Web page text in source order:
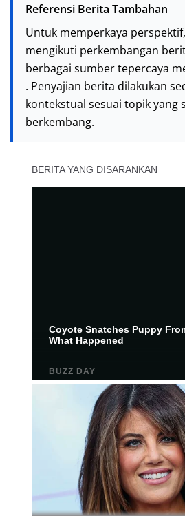
Referensi Berita Tambahan
Untuk memperkaya
mengikuti perkembangan
berbagai sumber tepercaya
. Penyajian berita dilakukan
kontekstual sesuai topik yang
berkembang.